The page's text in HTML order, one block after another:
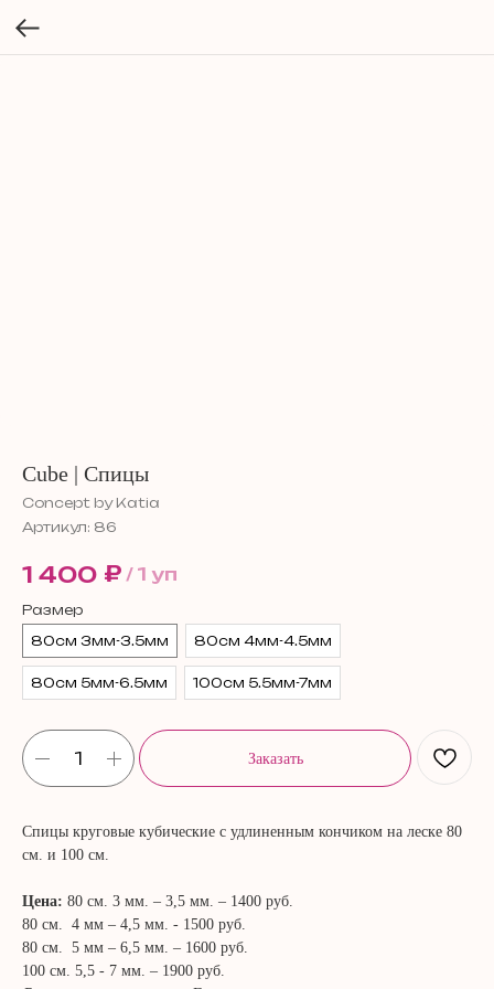
Cube | Спицы
Concept by Katia
Артикул: 86
1 400 ₽ / 1 уп
Размер
80см 3мм-3.5мм
80см 4мм-4.5мм
80см 5мм-6.5мм 100см 5.5мм-7мм
Заказать
Спицы круговые кубические с удлиненным кончиком на леске 80
см. и 100 см.
Цена: 80 см. 3 мм. – 3,5 мм. – 1400 руб.
80 см. 4 мм – 4,5 мм. - 1500 руб.
80 см. 5 мм – 6,5 мм. – 1600 руб.
100 см. 5,5 - 7 мм. – 1900 руб.